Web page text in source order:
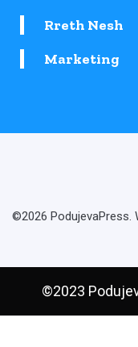
Rreth Nesh
Marketing
©2026 PodujevaPress.
©2023